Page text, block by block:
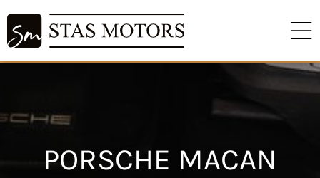
PORSCHE MACAN